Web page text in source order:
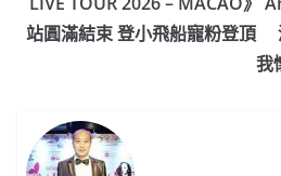
o
k
o p
站圓滿結束 登小飛船寵粉登頂
我